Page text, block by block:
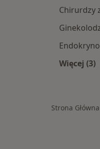
Chirurdzy
Więcej (3)
Strona Główna